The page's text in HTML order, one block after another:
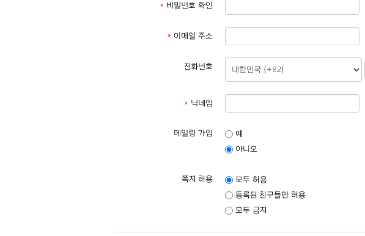
* 비밀번호 확인
* 이메일 주소
전화번호
* 닉네임
메일링 가입
예
아니오
쪽지 허용
모두 허용
등록된 친구들만 허용
모두 금지